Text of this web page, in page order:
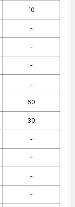
10
-
-
-
-
60
30
-
-
-
-